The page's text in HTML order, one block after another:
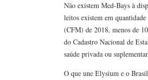
Não existem Med-Bays à
leitos existem em
(CFM) de 2018, menos de
do Cadastro Nacional de
saúde privada ou
O que une Elysium e o